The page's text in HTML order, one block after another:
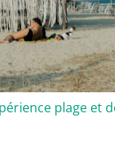
plage et